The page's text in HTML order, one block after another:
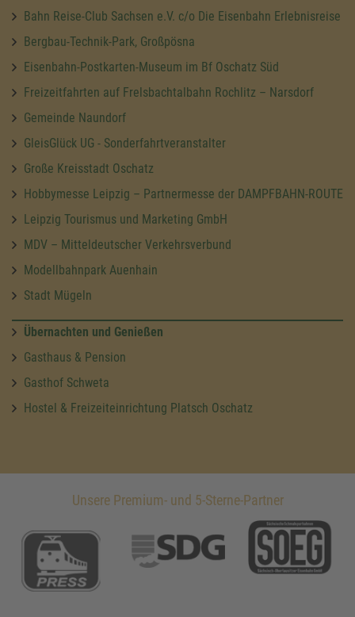
Bahn Reise-Club Sachsen e.V. c/o Die Eisenbahn Erlebnisreise
Bergbau-Technik-Park, Großpösna
Eisenbahn-Postkarten-Museum im Bf Oschatz Süd
Freizeitfahrten auf Frelsbachtalbahn Rochlitz – Narsdorf
Gemeinde Naundorf
GleisGlück UG - Sonderfahrtveranstalter
Große Kreisstadt Oschatz
Hobbymesse Leipzig – Partnermesse der DAMPFBAHN-ROUTE
Leipzig Tourismus und Marketing GmbH
MDV – Mitteldeutscher Verkehrsverbund
Modellbahnpark Auenhain
Stadt Mügeln
Übernachten und Genießen
Gasthaus & Pension
Gasthof Schweta
Hostel & Freizeiteinrichtung Platsch Oschatz
Unsere Premium- und 5-Sterne-Partner